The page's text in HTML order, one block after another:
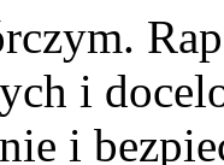
i
i